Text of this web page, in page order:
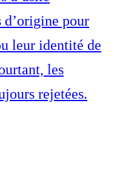
d’origine pour
leur identité de
les
rejetées.